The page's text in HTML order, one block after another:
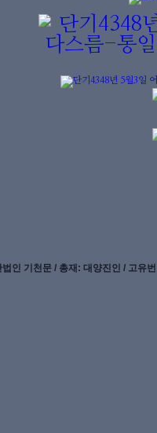
인 기천문 / 총재: 대양진인 / 고유